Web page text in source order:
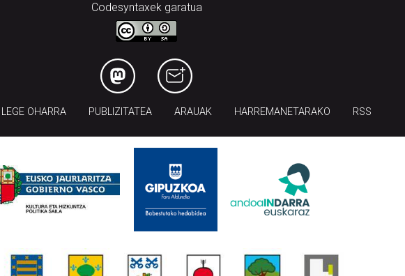
Codesyntaxek garatua
LEGE OHARRA PUBLIZITATEA ARAUAK HARREMANETARAKO RSS